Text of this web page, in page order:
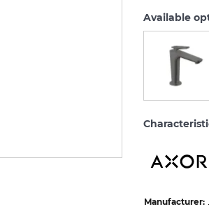
Available
Manufacturer: